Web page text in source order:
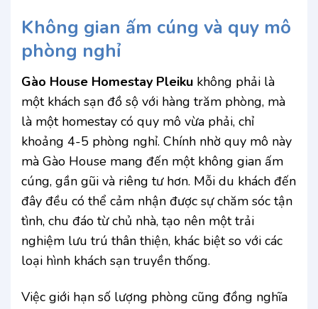
Không gian ấm cúng và quy mô
phòng nghỉ
Gào House Homestay Pleiku không phải là
một khách sạn đồ sộ với hàng trăm phòng, mà
là một homestay có quy mô vừa phải, chỉ
khoảng 4-5 phòng nghỉ. Chính nhờ quy mô này
mà Gào House mang đến một không gian ấm
cúng, gần gũi và riêng tư hơn. Mỗi du khách đến
đây đều có thể cảm nhận được sự chăm sóc tận
tình, chu đáo từ chủ nhà, tạo nên một trải
nghiệm lưu trú thân thiện, khác biệt so với các
loại hình khách sạn truyền thống.
Việc giới hạn số lượng phòng cũng đồng nghĩa